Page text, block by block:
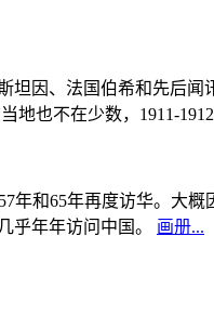
坦因、法国伯希和先后
也不在少数，1911-
年和65年再度访华。大
乎年年访问中国。 画册...